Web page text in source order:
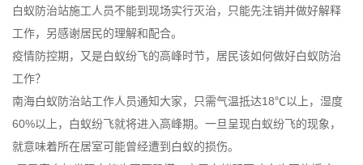
白蚁防治站施工人员不能到现场实行灭治，只能先注销并做好解释
工作，另感谢居民的理解和配合。
疫情防控期，又是白蚁纷飞的高峰时节，居民该如何做好白蚁防治
工作？
南海白蚁防治站工作人员通知大家，只需气温抵达18℃以上，湿度
60%以上，白蚁纷飞就将进入高峰期。一旦呈现白蚁纷飞的现象，
就意味着所在居室可能曾经遭到白蚁的损伤。